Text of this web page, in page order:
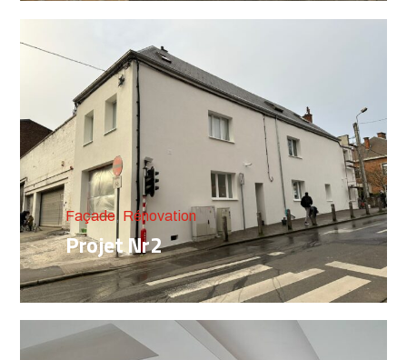
Façade, Rénovation
Projet Nr2